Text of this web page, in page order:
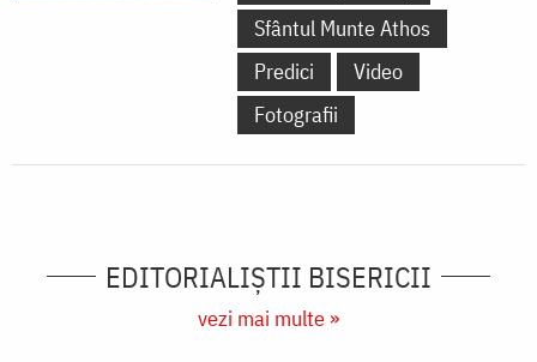
Sfântul Munte Athos
Predici
Video
Fotografii
EDITORIALIȘTII BISERICII
vezi mai multe »